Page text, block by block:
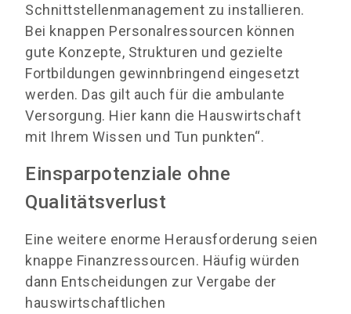
Schnittstellenmanagement zu installieren.
Bei knappen Personalressourcen können
gute Konzepte, Strukturen und gezielte
Fortbildungen gewinnbringend eingesetzt
werden. Das gilt auch für die ambulante
Versorgung. Hier kann die Hauswirtschaft
mit Ihrem Wissen und Tun punkten“.
Einsparpotenziale ohne
Qualitätsverlust
Eine weitere enorme Herausforderung seien
knappe Finanzressourcen. Häufig würden
dann Entscheidungen zur Vergabe der
hauswirtschaftlichen